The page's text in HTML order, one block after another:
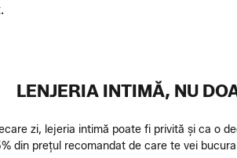
LENJERIA INTIMĂ, NU
zi, lejeria intimă poate fi privită și ca o
din prețul recomandat de care te vei